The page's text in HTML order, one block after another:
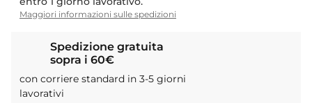
Maggiori informazioni sulle spedizioni
Spedizione gratuita
sopra i 60€
con corriere standard in 3-5 giorni
lavorativi